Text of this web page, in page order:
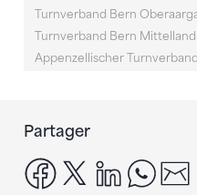
Turnverband Bern
Turnverband Bern Mittelland
Appenzellischer Turnverband
Partager
facebook
x linkedin